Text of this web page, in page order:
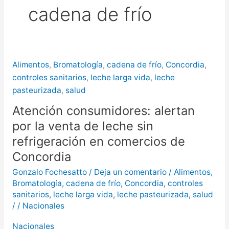
puntos de Concordia
Concordia
cadena de frío
Alimentos, Bromatología, cadena de frío, Concordia,
controles sanitarios, leche larga vida, leche
pasteurizada, salud
Atención consumidores: alertan
por la venta de leche sin
refrigeración en comercios de
Concordia
Gonzalo Fochesatto / Deja un comentario / Alimentos,
Bromatología, cadena de frío, Concordia, controles
sanitarios, leche larga vida, leche pasteurizada, salud
/ / Nacionales
Nacionales